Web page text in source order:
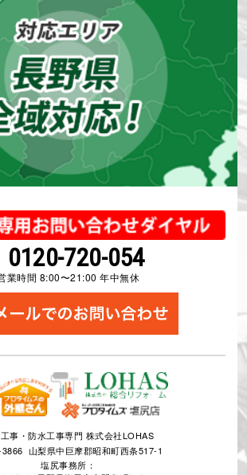
0120-720-054
業時間 8:00〜21:00 年中無休
事・防水工事専門 株式会社LOHAS
山梨県中巨摩郡昭和町西条517-1
塩尻事務所：